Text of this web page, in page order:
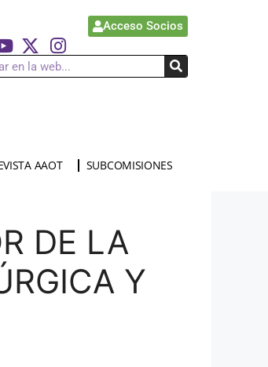
Acceso Socios
AAOT SUBCOMISIONES
DE LA
Y